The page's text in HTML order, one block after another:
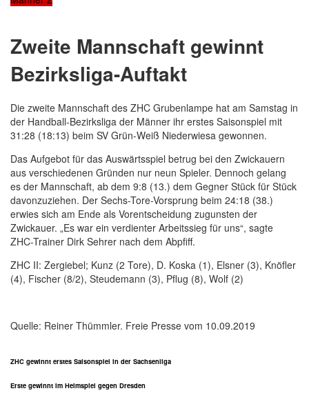
Zweite Mannschaft gewinnt
Bezirksliga-Auftakt
Die zweite Mannschaft des ZHC Grubenlampe hat am Samstag in
der Handball-Bezirksliga der Männer ihr erstes Saisonspiel mit
31:28 (18:13) beim SV Grün-Weiß Niederwiesa gewonnen.
Das Aufgebot für das Auswärtsspiel betrug bei den Zwickauern
aus verschiedenen Gründen nur neun Spieler. Dennoch gelang
es der Mannschaft, ab dem 9:8 (13.) dem Gegner Stück für Stück
davonzuziehen. Der Sechs-Tore-Vorsprung beim 24:18 (38.)
erwies sich am Ende als Vorentscheidung zugunsten der
Zwickauer. „Es war ein verdienter Arbeitssieg für uns“, sagte
ZHC-Trainer Dirk Sehrer nach dem Abpfiff.
ZHC II: Zergiebel; Kunz (2 Tore), D. Koska (1), Elsner (3), Knöfler
(4), Fischer (8/2), Steudemann (3), Pflug (8), Wolf (2)
Quelle: Reiner Thümmler. Freie Presse vom 10.09.2019
ZHC gewinnt erstes Saisonspiel in der Sachsenliga
Erste gewinnt im Heimspiel gegen Dresden